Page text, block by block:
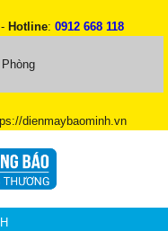
- Hotline: 0912 668 118
dienmaybaominh.vn